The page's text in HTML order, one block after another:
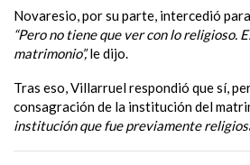
Novaresio, por su parte, intercedió
“Pero no tiene que ver con lo religioso.
matrimonio”,le dijo.
Tras eso, Villarruel respondió que sí,
consagración de la institución del
institución que fue previamente